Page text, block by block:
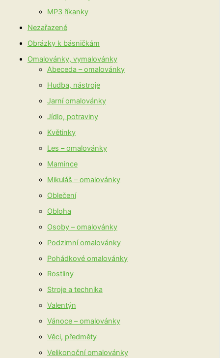
MP3 říkanky
Nezařazené
Obrázky k básničkám
Omalovánky, vymalovánky
Abeceda – omalovánky
Hudba, nástroje
Jarní omalovánky
Jídlo, potraviny
Květinky
Les – omalovánky
Mamince
Mikuláš – omalovánky
Oblečení
Obloha
Osoby – omalovánky
Podzimní omalovánky
Pohádkové omalovánky
Rostliny
Stroje a technika
Valentýn
Vánoce – omalovánky
Věci, předměty
Velikonoční omalovánky